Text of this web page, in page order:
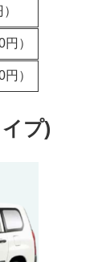
）
）
プ)